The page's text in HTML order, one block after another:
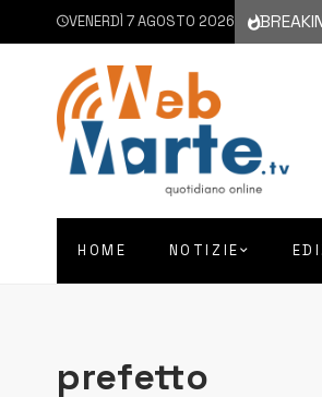
VENERDÌ 7 AGOSTO 20267 AGOSTO 2026
HOME NOTIZIE
prefetto